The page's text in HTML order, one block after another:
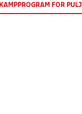
KAMPPROGRAM FOR